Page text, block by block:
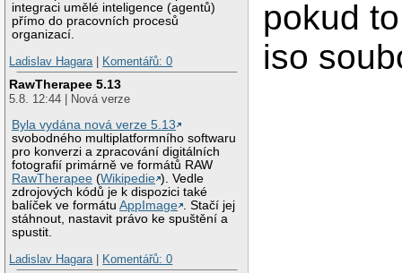
integraci umělé inteligence (agentů)
přímo do pracovních procesů
organizací.
Ladislav Hagara
Komentářů: 0
RawTherapee 5.13
5.8. 12:44 | Nová verze
Byla vydána nová verze 5.13
svobodného multiplatformního softwaru
pro konverzi a zpracování digitálních
fotografií primárně ve formátů RAW
RawTherapee (Wikipedie ). Vedle
zdrojových kódů je k dispozici také
balíček ve formátuAppImage . Stačí jej
stáhnout, nastavit právo ke spuštění a
spustit.
Ladislav Hagara
Komentářů: 0
pokud
iso